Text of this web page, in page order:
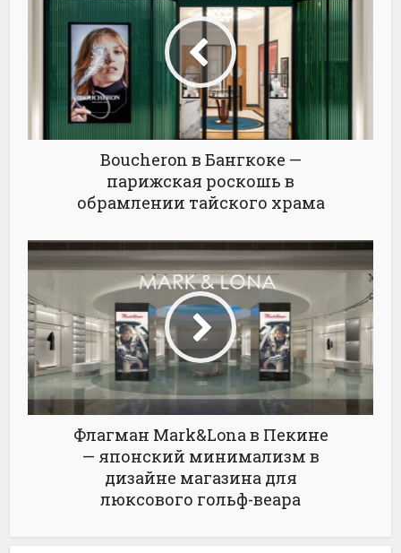
Boucheron в Бангкоке —
парижская роскошь в
обрамлении тайского храма
Флагман Mark&Lona в Пекине
— японский минимализм в
дизайне магазина для
люксового гольф-веара